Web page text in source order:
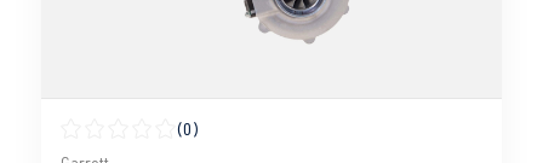
(0)